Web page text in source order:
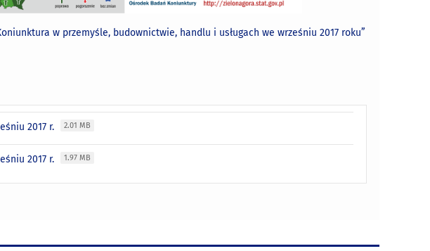
w przemyśle, budownictwie, handlu i usługach we wrześniu 2017 roku”
2017 r. 2.01 MB
2017 r. 1.97 MB